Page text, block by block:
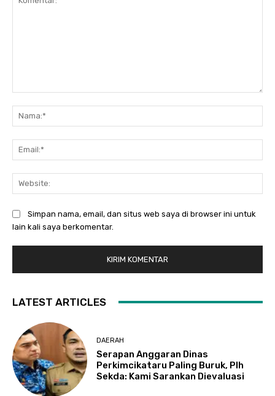
Simpan nama, email, dan situs web saya di browser ini untuk
lain kali saya berkomentar.
LATEST ARTICLES
DAERAH
Serapan Anggaran Dinas
Perkimcikataru Paling Buruk, Plh
Sekda: Kami Sarankan Dievaluasi